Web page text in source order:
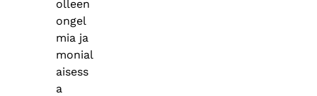
olleen
ongel
mia ja
monial
aisess
a